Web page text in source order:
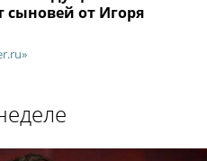
сыновей от Игоря